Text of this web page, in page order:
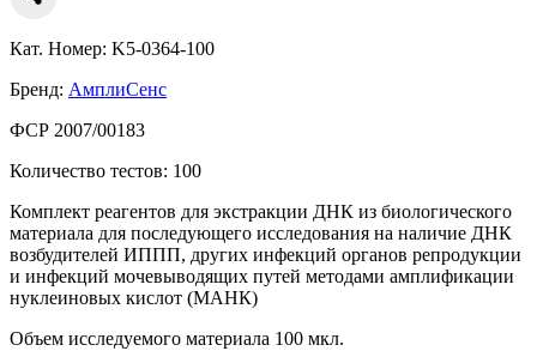
Кат. Номер: K5-0364-100
Бренд: АмплиСенс
ФСР 2007/00183
Количество тестов: 100
Комплект реагентов для экстракции ДНК из биологического
материала для последующего исследования на наличие ДНК
возбудителей ИППП, других инфекций органов репродукции
и инфекций мочевыводящих путей методами амплификации
нуклеиновых кислот (МАНК)
Объем исследуемого материала 100 мкл.